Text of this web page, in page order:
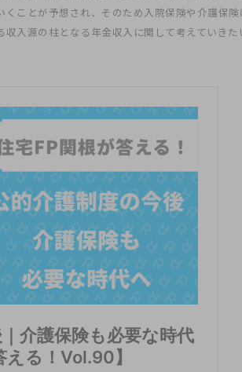
くことが予想され、そのため入院保険や介護保
入源の柱となる年金収入に関して考えていきた